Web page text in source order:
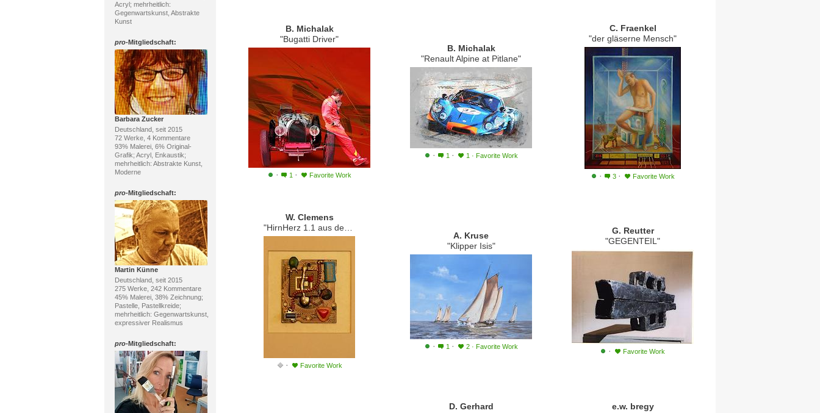
Acryl; mehrheitlich:
Gegenwartskunst, Abstrakte
Kunst
pro-Mitgliedschaft:
Barbara Zucker
Deutschland, seit 2015
72 Werke, 4 Kommentare
93% Malerei, 6% Original-
Grafik; Acryl, Enkaustik;
mehrheitlich: Abstrakte Kunst,
Moderne
pro-Mitgliedschaft:
Martin Künne
Deutschland, seit 2015
275 Werke, 242 Kommentare
45% Malerei, 38% Zeichnung;
Pastelle, Pastellkreide;
mehrheitlich: Gegenwartskunst,
expressiver Realismus
pro-Mitgliedschaft:
B. Michalak
"Bugatti Driver"
· 1 · Favorite Work
B. Michalak
"Renault Alpine at Pitlane"
· 1 · 1 · Favorite Work
C. Fraenkel
"der gläserne Mensch"
· 3 · Favorite Work
W. Clemens
"HirnHerz 1.1 aus der Serie Prozessorkunst"
· Favorite Work
A. Kruse
"Klipper Isis"
· 1 · 2 · Favorite Work
G. Reutter
"GEGENTEIL"
· Favorite Work
D. Gerhard
e.w. bregy